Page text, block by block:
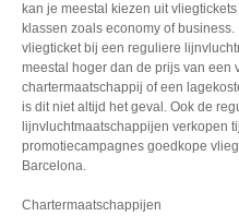
kan je meestal kiezen uit
klassen zoals economy of
vliegticket bij een reguliere
meestal hoger dan de prijs van een
chartermaatschappij of een
is dit niet altijd het geval. Ook de
lijnvluchtmaatschappijen verkopen
promotiecampagnes goedkope
Barcelona.
Chartermaatschappijen